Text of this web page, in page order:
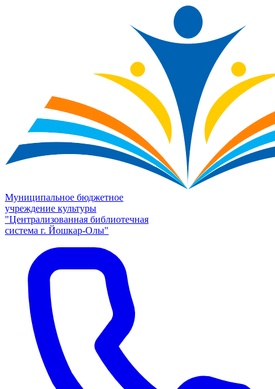
Муниципальное бюджетное
учреждение культуры
"Централизованная библиотечная
система г. Йошкар-Олы"